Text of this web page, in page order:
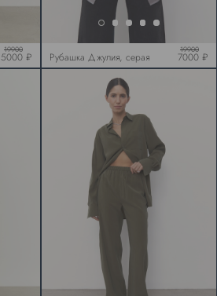
19900
5000 ₽ Рубашка Джулия, серая
19900
7000 ₽